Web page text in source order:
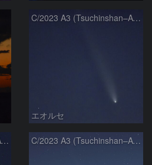
C/2023 A3 (Tsuchinshan–ATLAS)
エオルセ
C/2023 A3 (Tsuchinshan–ATLAS) C/2023 A3 (Tsuchinshan–ATLAS)